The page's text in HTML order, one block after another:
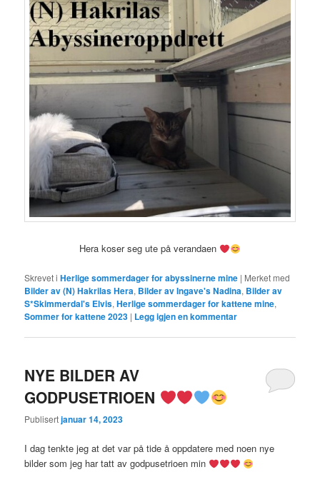
Hera koser seg ute på verandaen
Skrevet i Herlige sommerdager for abyssinerne mine | Merket med
Bilder av (N) Hakrilas Hera, Bilder av Ingave's Nadina, Bilder av
S*Skimmerdal's Elvis,Herlige sommerdager for kattene mine,
Sommer for kattene 2023 | Legg igjen en kommentar
NYE BILDER AV
GODPUSETRIOEN
Publisertjanuar 14, 2023
I dag tenkte jeg at det var på tide å oppdatere med noen nye
bilder som jeg har tatt av godpusetrioen min